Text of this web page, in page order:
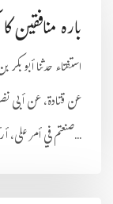
بارہ منافقین
استفتاء حدثنا أبو
عن قتادة، عن أبى
صنعتم في أمر على، أرأيا رأيتموه أو شيئا عهده إليك...